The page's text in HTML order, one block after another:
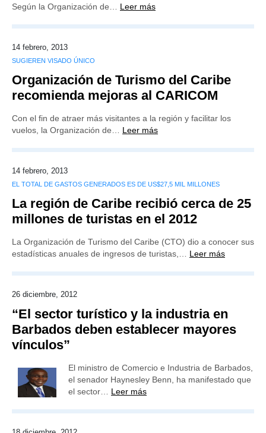
Según la Organización de… Leer más
14 febrero, 2013
SUGIEREN VISADO ÚNICO
Organización de Turismo del Caribe
recomienda mejoras al CARICOM
Con el fin de atraer más visitantes a la región y facilitar los
vuelos, la Organización de… Leer más
14 febrero, 2013
EL TOTAL DE GASTOS GENERADOS ES DE US$27,5 MIL MILLONES
La región de Caribe recibió cerca de 25
millones de turistas en el 2012
La Organización de Turismo del Caribe (CTO) dio a conocer sus
estadísticas anuales de ingresos de turistas,… Leer más
26 diciembre, 2012
“El sector turístico y la industria en
Barbados deben establecer mayores
vínculos”
El ministro de Comercio e Industria de Barbados,
el senador Haynesley Benn, ha manifestado que
el sector… Leer más